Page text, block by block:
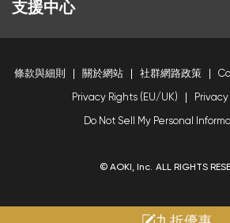
支援中心
條款與細則 關於網站 社群網路政策
Privacy Rights (EU/UK) Privacy
Do Not Sell My Personal
© AOKI, Inc. ALL RIGHTS